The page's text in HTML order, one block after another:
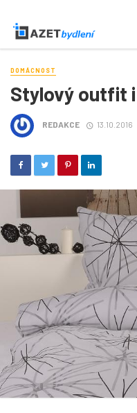
DOMÁCNOST
Stylový outfit
REDAKCE 13.10.2016